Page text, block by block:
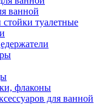
ванной
туалетные
флаконы
для ванной